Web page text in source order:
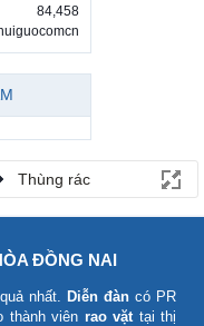
84,458
Thùng rác
ĐỒNG NAI
nhất. Diễn đàn có PR
thành viên rao vặt tại thị